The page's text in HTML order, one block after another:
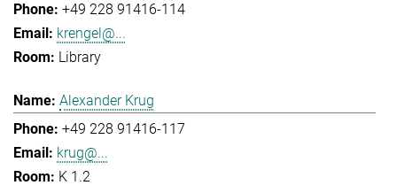
+49 228 91416-114
krengel@...
Library
Alexander Krug
+49 228 91416-117
krug@...
K 1.2